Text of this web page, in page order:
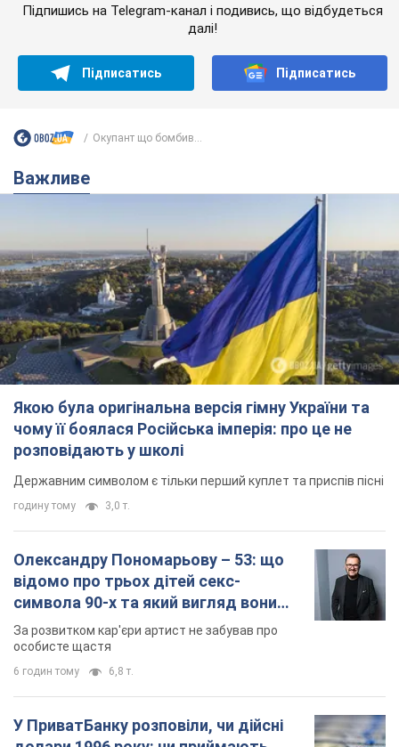
чому її боялася Російська імперія: про це не
розповідають у школі
Державним символом є тільки перший куплет та приспів пісні
Олександру Пономарьову – 53: що
відомо про трьох дітей секс-
символа 90-х та який вигляд вони
мають
За розвитком кар'єри артист не забував про
особисте щастя
6 годин тому 6,8 т.
У ПриватБанку розповіли, чи дійсні
долари 1996 року: чи приймають
обмінники та банки такі купюри
Що робити, якщо банки та обмінні пункти не
приймають старі долари
8 годин тому 59,5 т.